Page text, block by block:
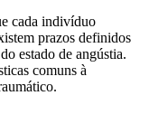
cada indivíduo
prazos definidos
estado de angústia.
comuns à